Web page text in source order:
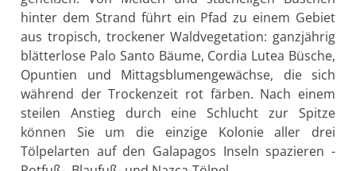
hinter dem Strand führt ein Pfad zu einem Gebiet
aus tropisch, trockener Waldvegetation: ganzjährig
blätterlose Palo Santo Bäume, Cordia Lutea Büsche,
Opuntien und Mittagsblumengewächse, die sich
während der Trockenzeit rot färben. Nach einem
steilen Anstieg durch eine Schlucht zur Spitze
können Sie um die einzige Kolonie aller drei
Tölpelarten auf den Galapagos Inseln spazieren -